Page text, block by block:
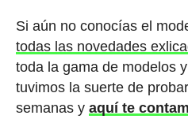
Si aún no conocías el
todas las novedades
toda la gama de modelos
tuvimos la suerte de
semanas y aquí te